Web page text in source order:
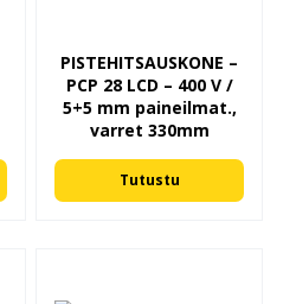
PISTEHITSAUSKONE –
PCP 28 LCD – 400 V /
5+5 mm paineilmat.,
varret 330mm
Tutustu